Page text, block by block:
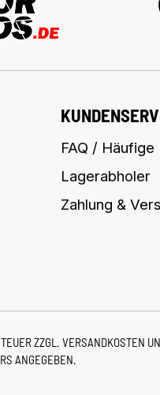
FAQ / Häufige
Lagerabholer
Zahlung &
ZZGL. VERSANDKOSTEN
ANGEGEBEN.